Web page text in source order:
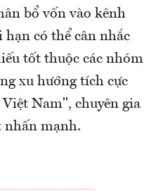
bổ vốn vào kênh
có thể cân nhắc
tốt thuộc các nhóm
xu hướng tích cực
Nam", chuyên gia
nhấn mạnh.